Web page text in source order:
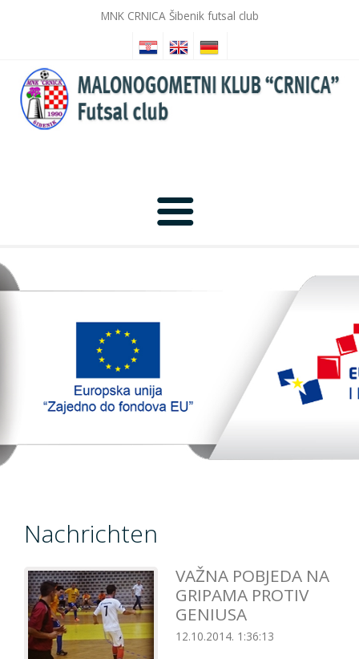
MNK CRNICA Šibenik futsal club
TopTim liga
Nachrichten
VAŽNA POBJEDA NA
GRIPAMA PROTIV
GENIUSA
12.10.2014. 1:36:13